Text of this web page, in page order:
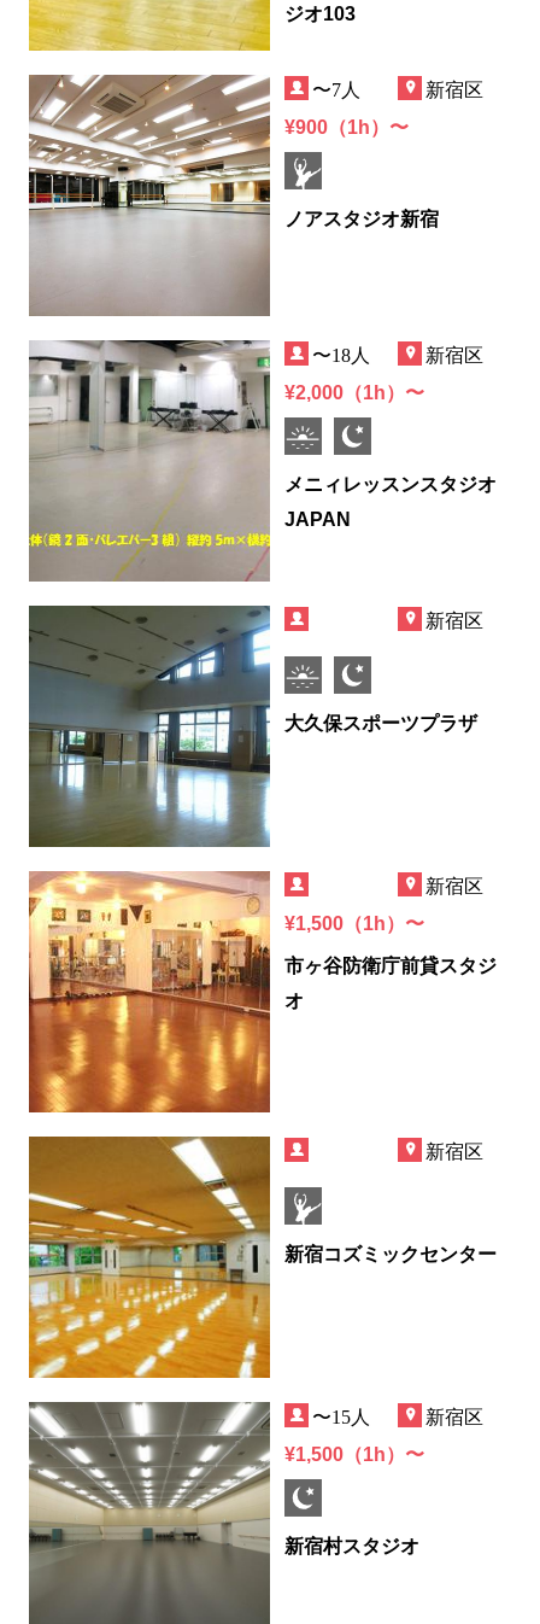
ジオ103
〜7人 新宿区
¥900（1h）〜
ノアスタジオ新宿
〜18人 新宿区
¥2,000（1h）〜
メニィレッスンスタジオ
JAPAN
新宿区
大久保スポーツプラザ
新宿区
¥1,500（1h）〜
市ヶ谷防衛庁前貸スタジ
オ
新宿区
新宿コズミックセンター
〜15人 新宿区
¥1,500（1h）〜
新宿村スタジオ